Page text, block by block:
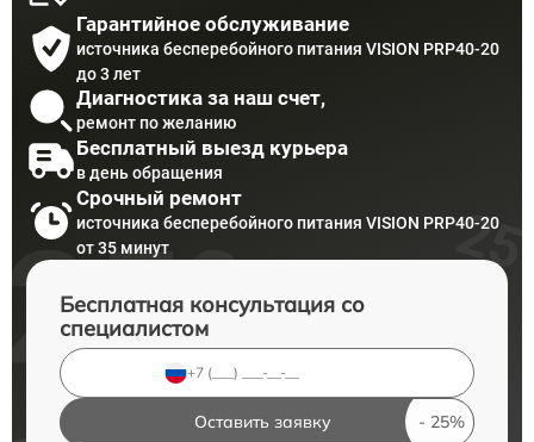
Гарантийное обслуживание
источника бесперебойного питания VISION PRP40-20
до 3 лет
Диагностика за наш счет,
ремонт по желанию
Бесплатный выезд курьера
в день обращения
Срочный ремонт
источника бесперебойного питания VISION PRP40-20
от 35 минут
Бесплатная консультация со
специалистом
Оставить заявку